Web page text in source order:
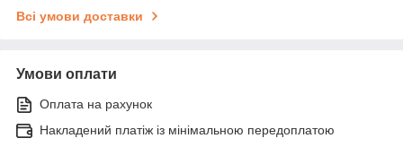
Всі умови доставки
Умови оплати
Оплата на рахунок
Накладений платіж із мінімальною передоплатою